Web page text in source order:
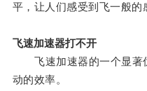
平，让人们感受到飞一般的
飞速加速器打不开
飞速加速器的一个显著
动的效率。